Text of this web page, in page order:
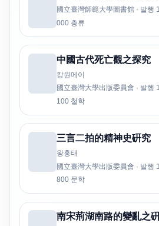
國立臺灣師範大學圖書館 · 발행
000 총류
中國古代死亡觀之探究
캉원메이
國立臺灣大學出版委員會 · 발행
100 철학
三言二拍的精神史硏究
왕홍태
國立臺灣大學出版委員會 · 발행
800 문학
南宋荊湖南路的變亂之